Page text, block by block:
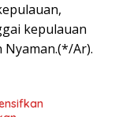
kepulauan
Nyaman.(*/Ar).